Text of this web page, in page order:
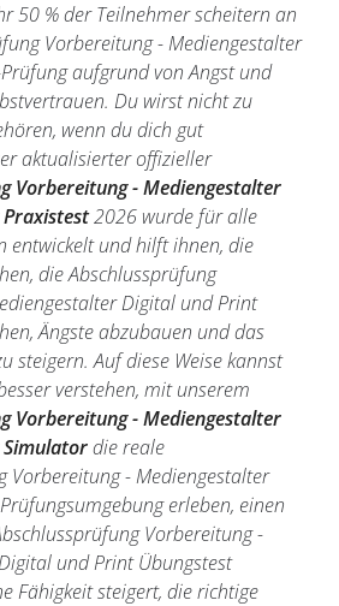
50 % der Teilnehmer scheitern an
Vorbereitung - Mediengestalter
aufgrund von Angst und
Du wirst nicht zu
wenn du dich gut
aktualisierter offizieller
Vorbereitung - Mediengestalter
2026 wurde für alle
entwickelt und hilft ihnen, die
die Abschlussprüfung
Digital und Print
Ängste abzubauen und das
steigern. Auf diese Weise kannst
verstehen, mit unserem
Vorbereitung - Mediengestalter
die reale
Vorbereitung - Mediengestalter
erleben, einen
Vorbereitung -
und Print Übungstest
Fähigkeit steigert, die richtige